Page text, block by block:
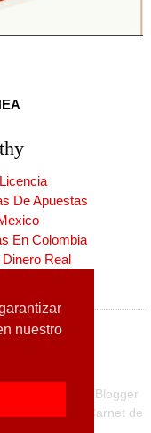
nuestro
De Apuestas
En Colombia
Real
Blogger
Carnet de